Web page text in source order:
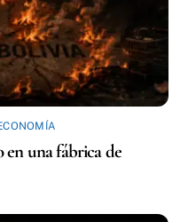
una fábrica de